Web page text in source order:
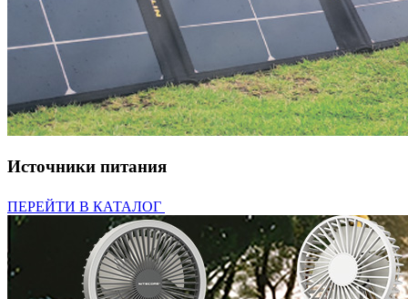
Источники питания
ПЕРЕЙТИ В КАТАЛОГ